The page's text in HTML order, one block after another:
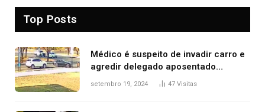
Top Posts
Médico é suspeito de invadir carro e
agredir delegado aposentado
durante confusão no trânsito
setembro 19, 2024 47 Visitas